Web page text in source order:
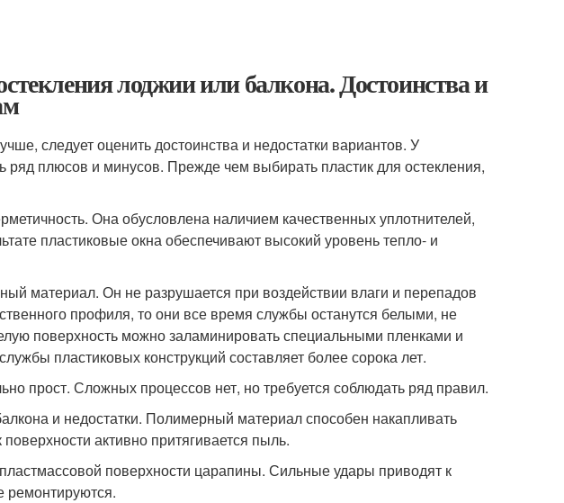
лоджии или балкона. Достоинства и
следует оценить достоинства и недостатки вариантов. У
ряд плюсов и минусов. Прежде чем выбирать пластик для остекления,
Она обусловлена наличием качественных уплотнителей,
пластиковые окна обеспечивают высокий уровень тепло- и
материал. Он не разрушается при воздействии влаги и перепадов
профиля, то они все время службы останутся белыми, не
поверхность можно заламинировать специальными пленками и
пластиковых конструкций составляет более сорока лет.
прост. Сложных процессов нет, но требуется соблюдать ряд правил.
и недостатки. Полимерный материал способен накапливать
поверхности активно притягивается пыль.
поверхности царапины. Сильные удары приводят к
ремонтируются.